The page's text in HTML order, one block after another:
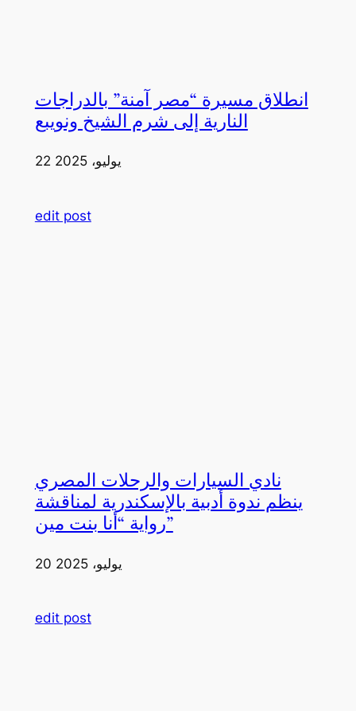
انطلاق مسيرة “مصر آمنة” بالدراجات
النارية إلى شرم الشيخ ونويبع
22 يوليو، 2025
edit post
نادي السيارات والرحلات المصري
ينظم ندوة أدبية بالإسكندرية لمناقشة
رواية “أنا بنت مين”
20 يوليو، 2025
edit post